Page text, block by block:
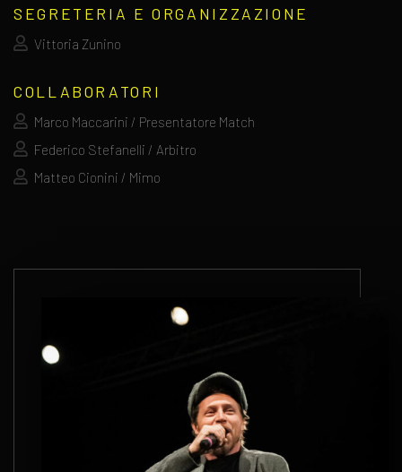
SEGRETERIA E ORGANIZZAZIONE
Vittoria Zunino
COLLABORATORI
Marco Maccarini / Presentatore Match
Federico Stefanelli / Arbitro
Matteo Cionini / Mimo